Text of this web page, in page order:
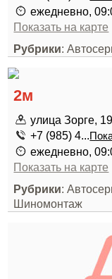
ежедневно,
Показать на карте
Рубрики:
2м
улица Зорге, 19
+7 (985) 4...
ежедневно,
Показать на карте
Рубрики:
Шиномонтаж